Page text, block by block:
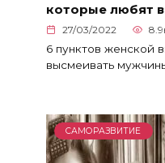
которые любят
27/03/2022
6 пунктов женской
высмеивать
САМОРАЗВИТИЕ